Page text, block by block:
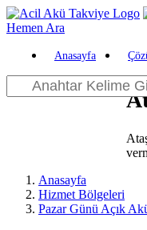
Hemen Ara
Anasayfa
Anasayfa
Hizmet Bölgeleri
Pazar Günü Açık